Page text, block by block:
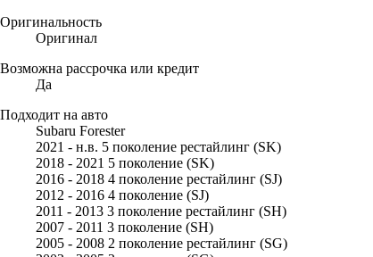
Оригинальность
Оригинал
Возможна рассрочка или кредит
Да
Подходит на авто
Subaru Forester
2021 - н.в. 5 поколение рестайлинг (SK)
2018 - 2021 5 поколение (SK)
2016 - 2018 4 поколение рестайлинг (SJ)
2012 - 2016 4 поколение (SJ)
2011 - 2013 3 поколение рестайлинг (SH)
2007 - 2011 3 поколение (SH)
2005 - 2008 2 поколение рестайлинг (SG)